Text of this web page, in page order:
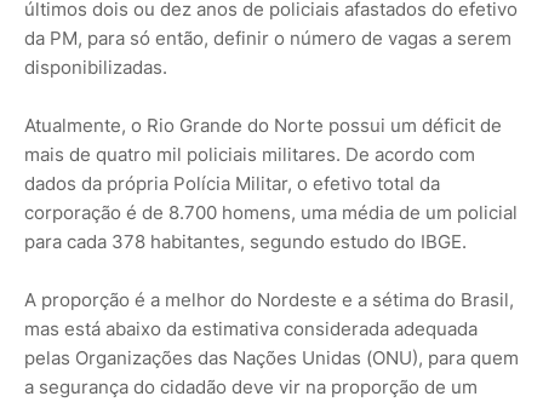
últimos dois ou dez anos de policiais afastados do efetivo
da PM, para só então, definir o número de vagas a serem
disponibilizadas.
Atualmente, o Rio Grande do Norte possui um déficit de
mais de quatro mil policiais militares. De acordo com
dados da própria Polícia Militar, o efetivo total da
corporação é de 8.700 homens, uma média de um policial
para cada 378 habitantes, segundo estudo do IBGE.
A proporção é a melhor do Nordeste e a sétima do Brasil,
mas está abaixo da estimativa considerada adequada
pelas Organizações das Nações Unidas (ONU), para quem
a segurança do cidadão deve vir na proporção de um